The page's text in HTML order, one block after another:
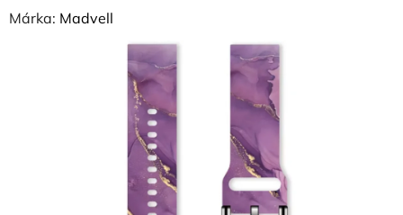
Márka: Madvell